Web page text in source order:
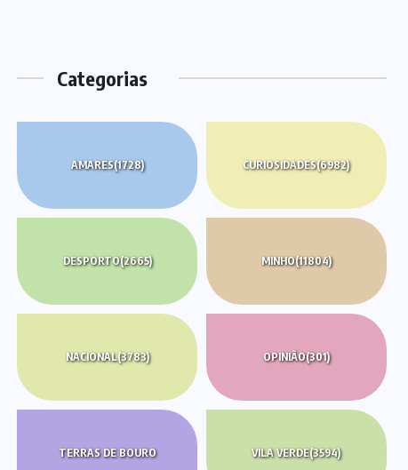
Categorias
AMARES(1728) CURIOSIDADES(6982)
DESPORTO(2665) MINHO(11804)
NACIONAL(3783) OPINIÃO(301)
TERRAS DE BOURO
VILA VERDE(3594)